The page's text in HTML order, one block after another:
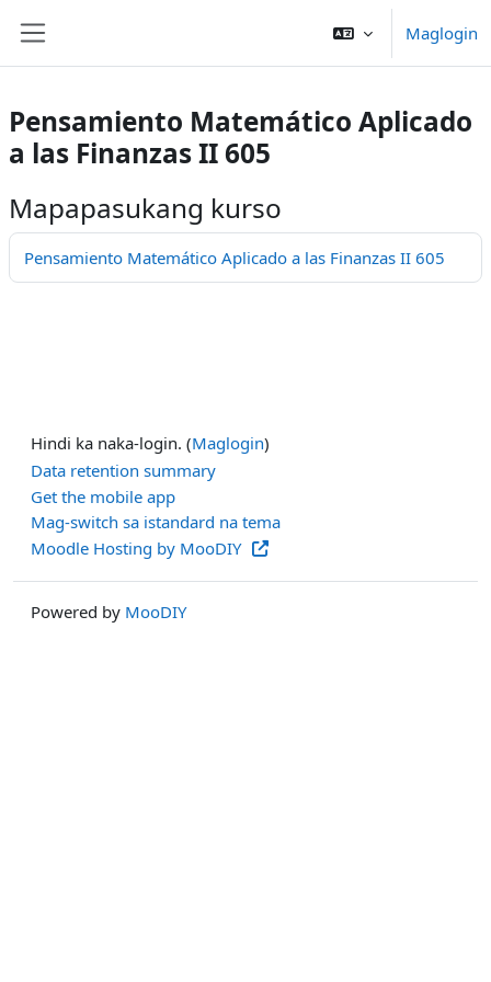
Maglogin
Pensamiento Matemático Aplicado
a las Finanzas II 605
Mapapasukang kurso
Pensamiento Matemático Aplicado a las Finanzas II 605
Hindi ka naka-login. (Maglogin)
Data retention summary
Get the mobile app
Mag-switch sa istandard na tema
Moodle Hosting by MooDIY
Powered by MooDIY